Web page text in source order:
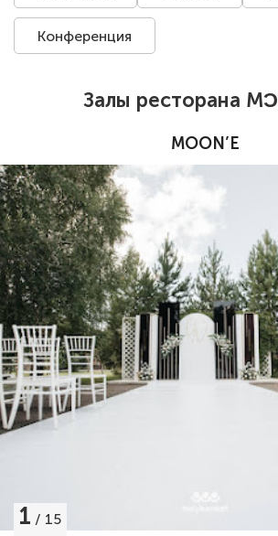
Конференция
Залы ресторана
MOON’E
1 / 15